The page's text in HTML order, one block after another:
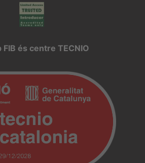
FIB és centre TECNIO